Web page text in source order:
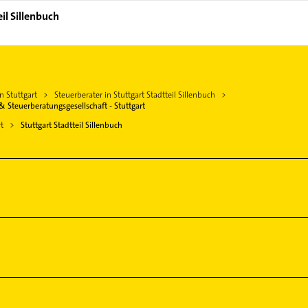
Sillenbuch
Stuttgart
Steuerberater in Stuttgart Stadtteil Sillenbuch
Steuerberatungsgesellschaft - Stuttgart
Stuttgart Stadtteil Sillenbuch